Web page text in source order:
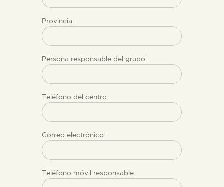
Provincia:
Persona responsable del grupo:
Teléfono del centro:
Correo electrónico:
Teléfono móvil responsable: